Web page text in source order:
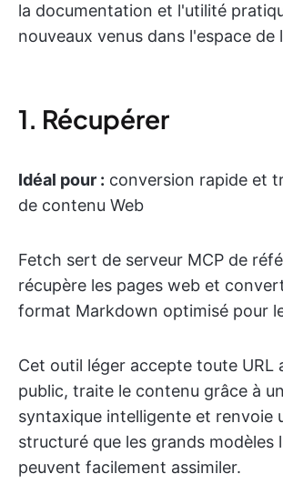
la documentation et l'utilité
nouveaux venus dans l'espace de
1. Récupérer
Idéal pour : conversion rapide et
de contenu Web
Fetch sert de serveur MCP de
récupère les pages web et
format Markdown optimisé pour
Cet outil léger accepte toute URL
public, traite le contenu grâce à
syntaxique intelligente et renvoie
structuré que les grands modèles
peuvent facilement assimiler.